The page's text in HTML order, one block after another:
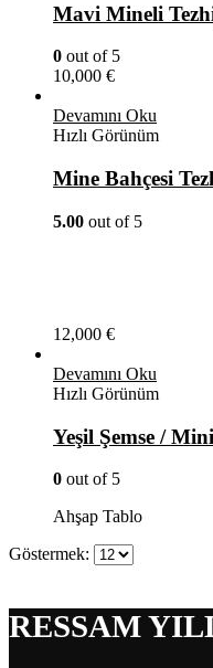
Mavi Mineli
0 out of 5
10,000 €
Devamını Oku
Hızlı Görünüm
Mine Bahçesi
5.00 out of 5
12,000 €
Devamını Oku
Hızlı Görünüm
Yeşil Şemse /
0 out of 5
Ahşap Tablo
Göstermek:
RESSAM